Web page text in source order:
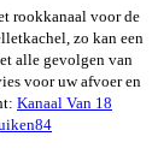
rookkanaal voor de
zo kan een
alle gevolgen van
voor uw afvoer en
Kanaal Van 18